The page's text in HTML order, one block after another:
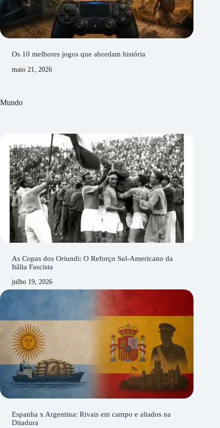
Os 10 melhores jogos que abordam história
maio 21, 2026
Mundo
As Copas dos Oriundi: O Reforço Sul-Americano da
Itália Fascista
julho 19, 2026
Espanha x Argentina: Rivais em campo e aliados na
Ditadura